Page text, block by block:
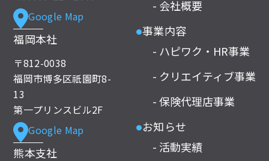
Google Map
福岡本社
〒812-0038
福岡市博多区祇園町8-
13
第一プリンスビル2F
Google Map
熊本支社
- 会社概要
●事業内容
- ハピワク・HR事業
- クリエイティブ事業
- 保険代理店事業
● お知らせ
- 活動実績